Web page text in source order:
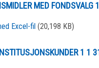
MED
Excel-fil (20,198 KB)
1 1